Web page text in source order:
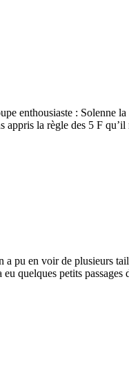
enthousiaste : Solenne
appris la règle des 5 F
en voir de plusieurs
quelques petits